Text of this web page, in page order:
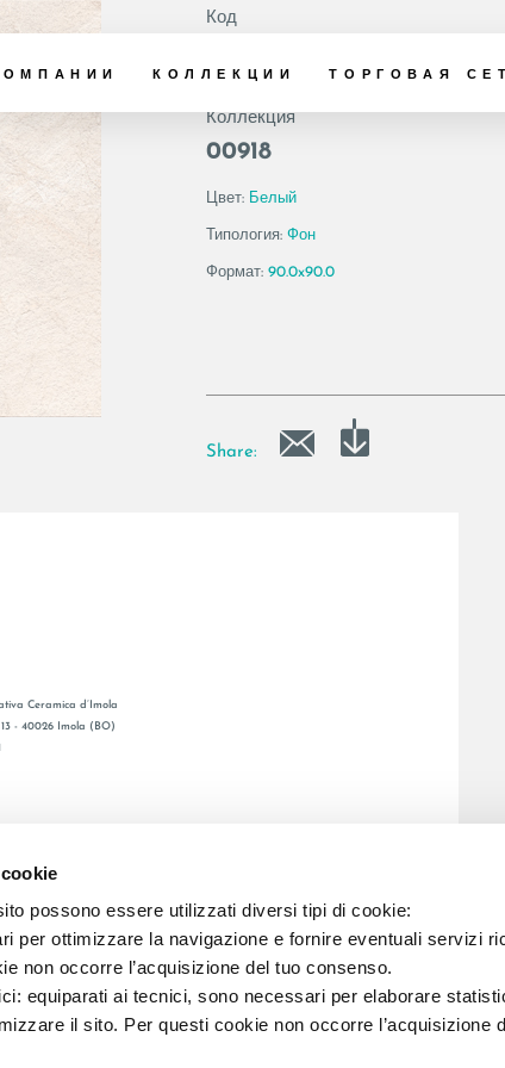
possono essere utilizzati diversi tipi di cookie:
per ottimizzare la navigazione e fornire eventuali servizi
non occorre l’acquisizione del tuo consenso.
equiparati ai tecnici, sono necessari per elaborare
il sito. Per questi cookie non occorre l’acquisizione
КОЛЛЕКЦИИ ТОРГОВАЯ
Код
Коллекция
00918
Цвет: Белый
Типология: Фон
Формат: 90.0x90.0
Share:
Ceramica d’Imola
- 40026 Imola (BO)
E REG. IMPR. BO 00286900378 R.E.A. BO 5545